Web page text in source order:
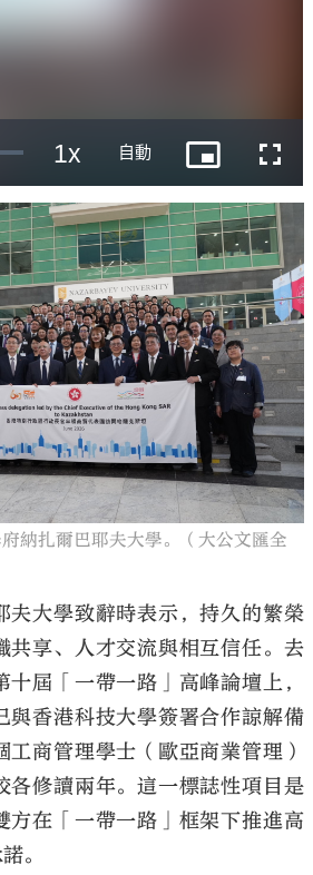
納扎爾巴耶夫大學。（大公文匯全
夫大學致辭時表示，持久的繁榮
共享、人才交流與相互信任。去
屆「一帶一路」高峰論壇上，
與香港科技大學簽署合作諒解備
商管理學士（歐亞商業管理）
各修讀兩年。這一標誌性項目是
方在「一帶一路」框架下推進高
。